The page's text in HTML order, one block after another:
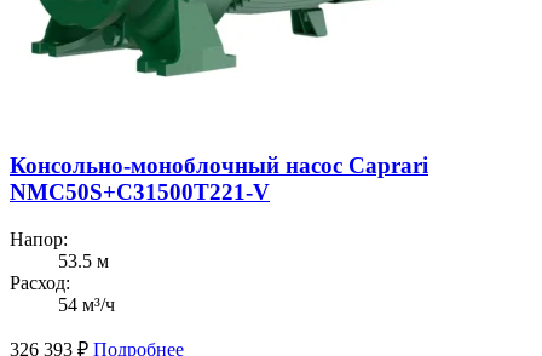
Консольно-моноблочный насос Caprari
NMC50S+C31500T221-V
Напор:
53.5 м
Расход:
54 м³/ч
326 393 ₽ Подробнее